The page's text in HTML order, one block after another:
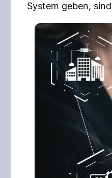
System geben,